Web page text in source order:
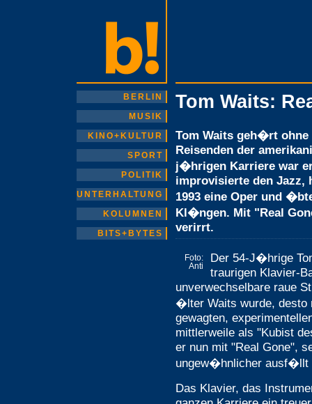
BERLIN
MUSIK
KINO+KULTUR
SPORT
POLITIK
UNTERHALTUNG
KOLUMNEN
BITS+BYTES
Tom Waits:
Tom Waits geh�rt
Reisenden der
j�hrigen Karriere war
improvisierte den Jazz,
1993 eine Oper und
Kl�ngen. Mit "Real
verirrt.
Foto:
Anti
Der 54-J�hrige
traurigen Klavier-
unverwechselbare raue
�lter Waits wurde, desto
gewagten,
mittlerweile als "Kubist
er nun mit "Real Gone",
ungew�hnlicher ausf�llt
Das Klavier, das